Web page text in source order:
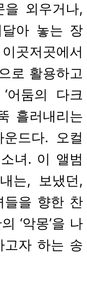
을 외우거나,
아 놓는 장
곳저곳에서
로 활용하고
어둠의 다크
흘러내리는
드다. 오컬
녀. 이 앨범
는, 보냈던,
들을 향한 찬
‘악몽’을 나
고자 하는 송